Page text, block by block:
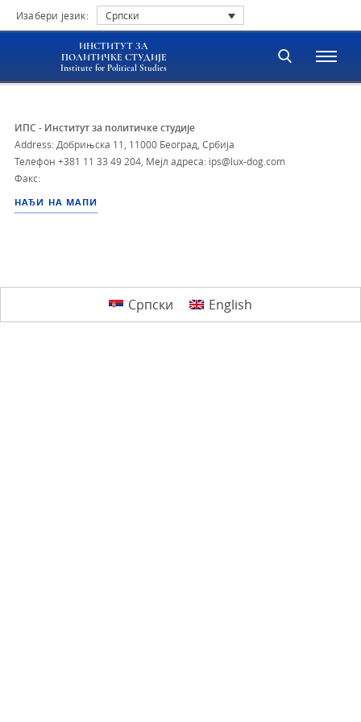
Изабери језик: Српски
ИНСТИТУТ ЗА
ПОЛИТИЧКЕ СТУДИЈЕ
Institute for Political Studies
ИПС - Институт за политичке студије
Address: Добрињска 11, 11000 Београд, Србија
Телефон +381 11 33 49 204 Мејл адреса: ips@lux-dog.com
Факс:
НАЂИ НА МАПИ
Српски English